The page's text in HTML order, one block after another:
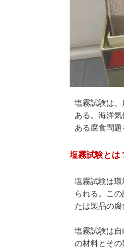
塩霧試験は
ある。海洋
ある腐食問
塩霧試験とは
塩霧試験は
られる。こ
たは製品の
塩霧試験は
の材料とそ